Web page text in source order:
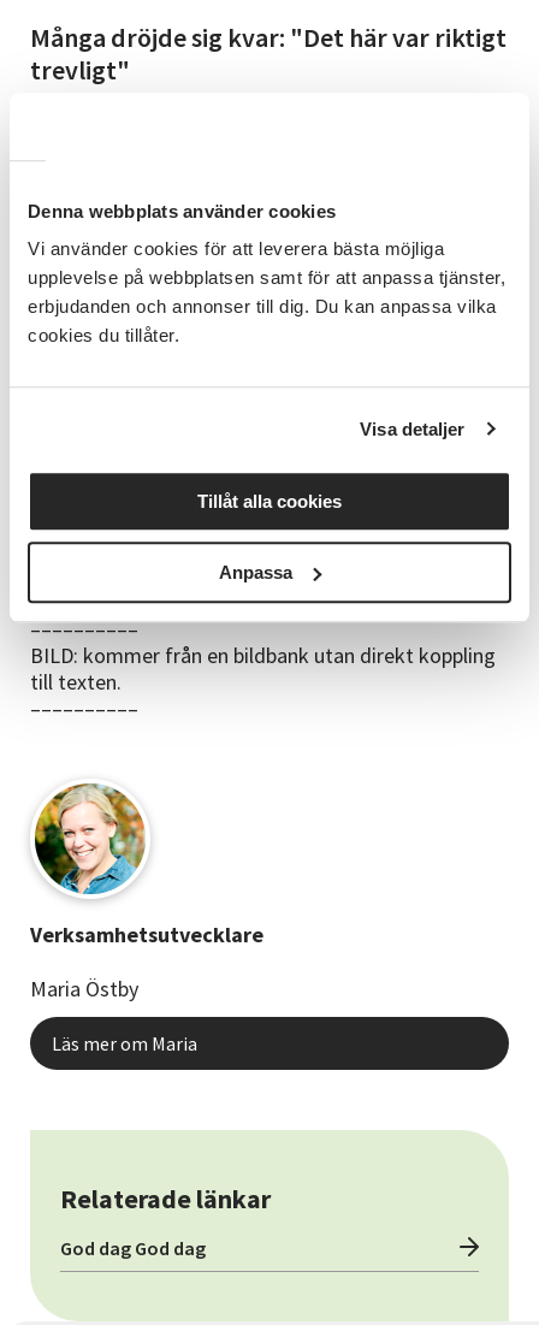
Denna webbplats använder cookies
Vi använder cookies för att leverera bästa möjliga
upplevelse på webbplatsen samt för att anpassa tjänster,
erbjudanden och annonser till dig. Du kan anpassa vilka
cookies du tillåter.
Visa detaljer
Tillåt alla cookies
Anpassa
Många dröjde sig kvar: "Det här var riktigt
trevligt"
varandra och frågar om det kommer fler liknande
tillfällen som dessa.
”Det är trevligt att få träffas och minnas
tillsammans med andra. Man minns hur det var på
radion och försökte få in ljudet. Det här var riktigt
– Att titta, lyssna och minnas tillsammans öppnar
upp för samtal på ett lättsamt sätt. Det är tydligt
hur vi kan fungera som mötesplats utifrån ämnen
som intresserar. Det väcker glädje och skapar
kontakt mellan människor, avslutar Maria.
––––––––––
BILD: kommer från en bildbank utan direkt koppling
till texten.
––––––––––
Verksamhetsutvecklare
Maria Östby
Läs mer om Maria
Relaterade länkar
God dag God dag